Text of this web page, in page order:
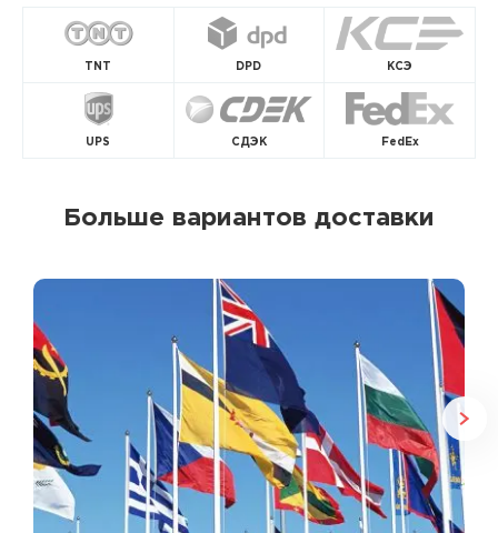
TNT DPD КСЭ
UPS СДЭК FedEx
Больше вариантов доставки